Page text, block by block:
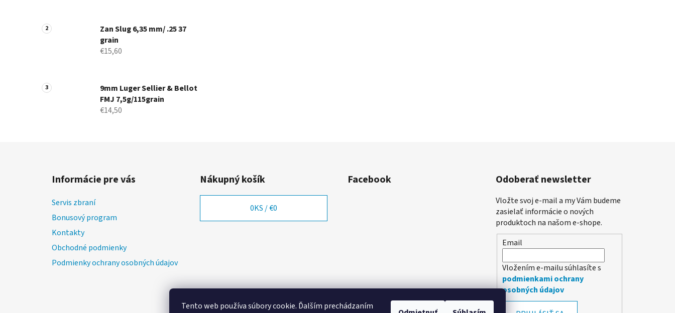
Tento web používa súbory cookie. Ďalším prechádzaním
Zan Slug 6,35 mm/ .25 37
grain
€15,60
9mm Luger Sellier & Bellot
FMJ 7,5g/115grain
€14,50
Informácie pre vás
Servis zbraní
Bonusový program
Kontakty
Obchodné podmienky
Podmienky ochrany osobných údajov
Nákupný košík
0KS /€0
Facebook Odoberať newsletter
Vložte svoj e-mail a my Vám budeme
zasielať informácie o nových
produktoch na našom e-shope.
Email
Vložením e-mailu súhlasíte s
podmienkami ochrany
osobných údajov